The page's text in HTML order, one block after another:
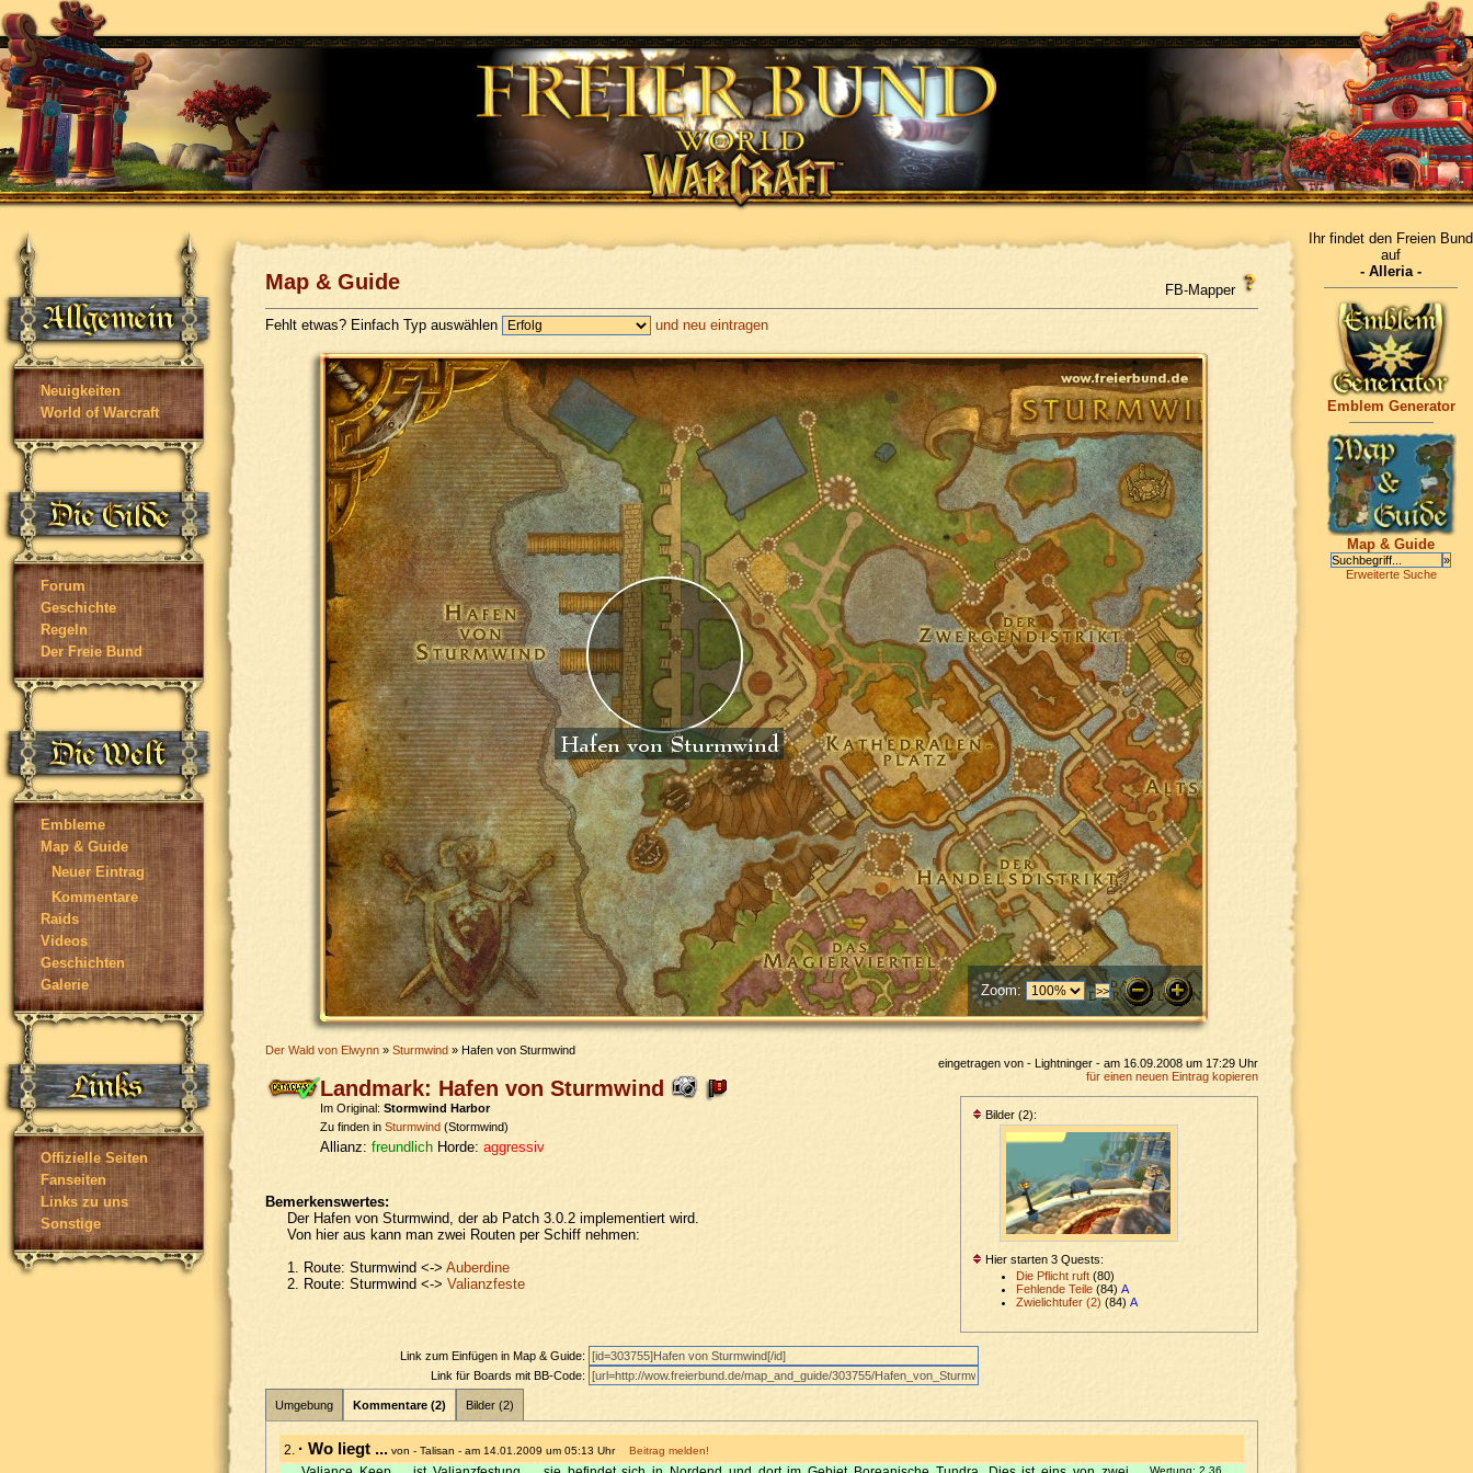
Neuigkeiten
World of Warcraft
Forum
Geschichte
Regeln
Der Freie Bund
Embleme
Map & Guide
Neuer Eintrag
Kommentare
Raids
Videos
Geschichten
Galerie
Offizielle Seiten
Fanseiten
Links zu uns
Sonstige
Map & Guide FB-Mapper
Fehlt etwas? Einfach Typ auswählen und neu eintragen
Zoom:
Der Wald von Elwynn » Sturmwind » Hafen von Sturmwind
eingetragen von - Lightninger - am 16.09.2008 um 17:29 Uhr
für einen neuen Eintrag kopieren
Bilder (2):
Hier starten 3 Quests:
Die Pflicht ruft (80)
Fehlende Teile (84) A
Zwielichtufer (2) (84) A
Landmark: Hafen von Sturmwind
Im Original: Stormwind Harbor
Zu finden in Sturmwind (Stormwind)
Allianz: freundlich Horde: aggressiv
Bemerkenswertes:
Der Hafen von Sturmwind, der ab Patch 3.0.2 implementiert wird.
Von hier aus kann man zwei Routen per Schiff nehmen:
1. Route: Sturmwind <-> Auberdine
2. Route: Sturmwind <-> Valianzfeste
Link zum Einfügen in Map & Guide:
Link für Boards mit BB-Code:
Umgebung Kommentare (2) Bilder (2)
2. · Wo liegt ... von - Talisan - am 14.01.2009 um 05:13 Uhr
Beitrag melden!
Wertung: 2,36
Ihr findet den Freien Bund
auf
- Alleria -
Emblem Generator
Map & Guide
Erweiterte Suche